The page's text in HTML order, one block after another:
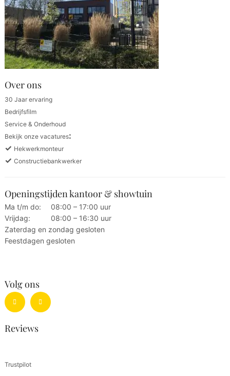
Over ons
30 Jaar ervaring
Bedrijfsfilm
Service & Onderhoud
Bekijk onze vacatures:
✓ Hekwerkmonteur
✓ Constructiebankwerker
Openingstijden kantoor & showtuin
Ma t/m do:
08:00 – 17:00 uur
Vrijdag:
08:00 – 16:30 uur
Zaterdag en zondag gesloten
Feestdagen gesloten
Volg ons
Reviews
Trustpilot